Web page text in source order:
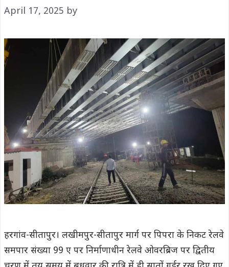
April 17, 2025 by
हरगांव-सीतापुर। लखीमपुर-सीतापुर मार्ग पर पिपरा के निकट रेलवे
समपार संख्या 99 ए पर निर्माणाधीन रेलवे ओवरब्रिज पर द्वितीय